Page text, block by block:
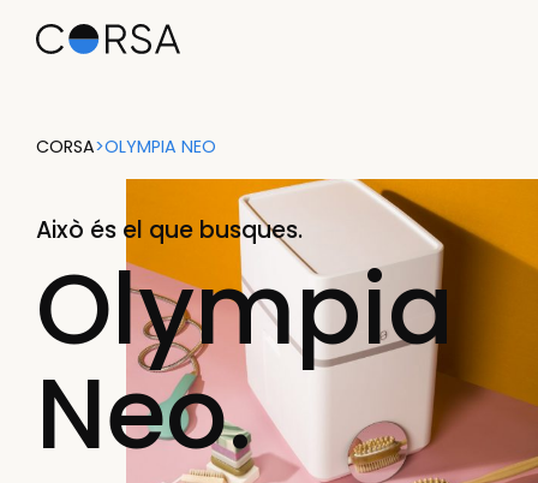
CORSA>OLYMPIA NEO
Això és el que busques.
Olympia
Neo.